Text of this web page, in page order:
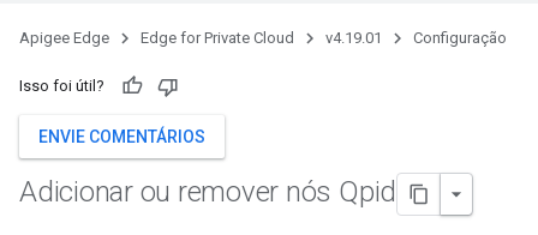
Apigee Edge Edge for Private Cloud v4.19.01 Configuração
Isso foi útil?
ENVIE COMENTÁRIOS
Adicionar ou remover nós Qpid